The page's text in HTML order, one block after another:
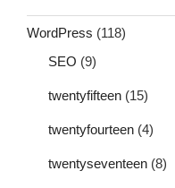
WordPress (118)
SEO (9)
twentyfifteen (15)
twentyfourteen (4)
twentyseventeen (8)